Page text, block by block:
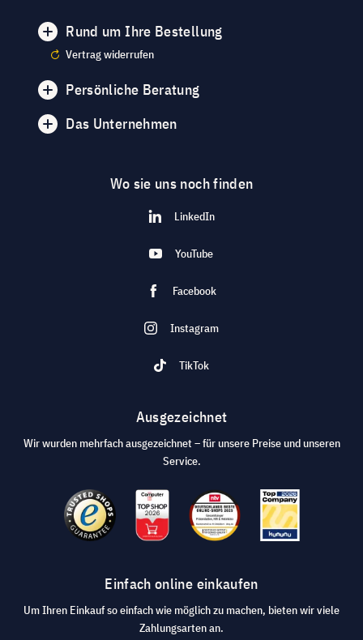
Rund um Ihre Bestellung
Vertrag widerrufen
Persönliche Beratung
Das Unternehmen
Wo sie uns noch finden
LinkedIn
YouTube
Facebook
Instagram
TikTok
Ausgezeichnet
Wir wurden mehrfach ausgezeichnet – für unsere Preise und unseren
Service.
Einfach online einkaufen
Um Ihren Einkauf so einfach wie möglich zu machen, bieten wir viele
Zahlungsarten an.